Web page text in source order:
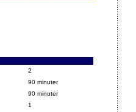
2
90 minuter
90 minuter
1